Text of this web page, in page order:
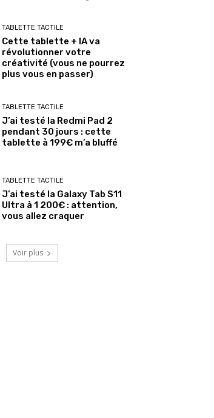
TABLETTE TACTILE
Cette tablette + IA va
révolutionner votre
créativité (vous ne pourrez
plus vous en passer)
TABLETTE TACTILE
J’ai testé la Redmi Pad 2
pendant 30 jours : cette
tablette à 199€ m’a bluffé
TABLETTE TACTILE
J’ai testé la Galaxy Tab S11
Ultra à 1 200€ : attention,
vous allez craquer
Voir plus